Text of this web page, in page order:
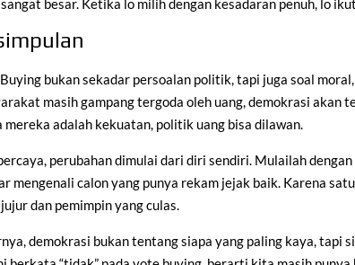
besar. Ketika lo milih dengan kesadaran penuh, lo
bukan sekadar persoalan politik, tapi juga soal
masih gampang tergoda oleh uang, demokrasi akan
mereka adalah kekuatan, politik uang bisa dilawan.
perubahan dimulai dari diri sendiri. Mulailah
mengenali calon yang punya rekam jejak baik. Karena
dan pemimpin yang culas.
demokrasi bukan tentang siapa yang paling kaya, tapi